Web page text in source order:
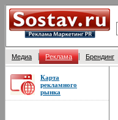
Медиа Реклама Брендинг
Карта
рекламного
рынка